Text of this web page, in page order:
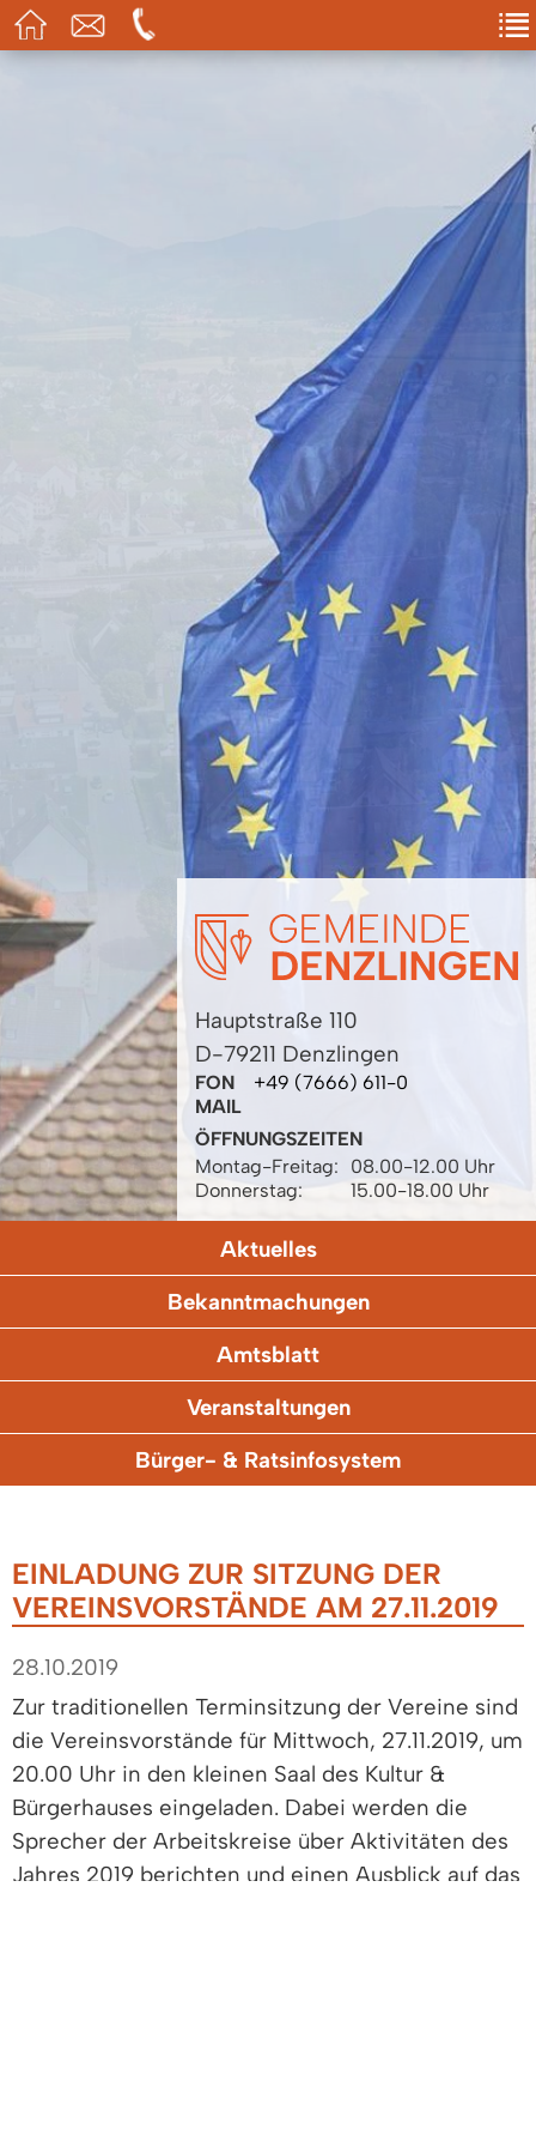
Hauptstraße 110
D-79211 Denzlingen
FON
+49 (7666) 611-0
MAIL
ÖFFNUNGSZEITEN
Montag-Freitag:
08.00-12.00 Uhr
Donnerstag:
15.00-18.00 Uhr
Aktuelles
Bekanntmachungen
Amtsblatt
Veranstaltungen
Bürger- & Ratsinfosystem
EINLADUNG ZUR SITZUNG DER
VEREINSVORSTÄNDE AM 27.11.2019
28.10.2019
Zur traditionellen Terminsitzung der Vereine sind
die Vereinsvorstände für Mittwoch, 27.11.2019, um
20.00 Uhr in den kleinen Saal des Kultur &
Bürgerhauses eingeladen. Dabei werden die
Sprecher der Arbeitskreise über Aktivitäten des
Jahres 2019 berichten und einen Ausblick auf das